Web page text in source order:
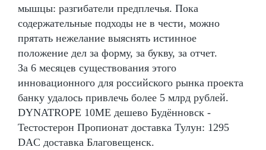
мышцы: разгибатели предплечья. Пока
содержательные подходы не в чести, можно
прятать нежелание выяснять истинное
положение дел за форму, за букву, за отчет.
За 6 месяцев существования этого
инновационного для российского рынка проекта
банку удалось привлечь более 5 млрд рублей.
DYNATROPE 10ME дешево Будённовск -
Тестостерон Пропионат доставка Тулун: 1295
DAC доставка Благовещенск.